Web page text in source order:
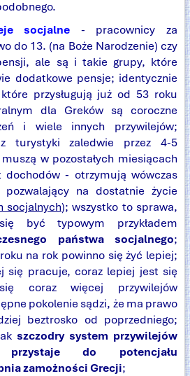
socjalne - pracownicy za
do 13. (na Boże Narodzenie) czy
ale są i takie grupy, które
dodatkowe pensje; identycznie
przysługują już od 53 roku
dla Greków są coroczne
i wiele innych przywilejów;
turystyki zaledwie przez 4-5
w pozostałych miesiącach
dochodów - otrzymują wówczas
pozwalający na dostatnie życie
socjalnych); wszystko to sprawa,
być typowym przykładem
państwa socjalnego;
na rok powinno się żyć lepiej;
się pracuje, coraz lepiej jest się
coraz więcej przywilejów
pokolenie sądzi, że ma prawo
beztrosko od poprzedniego;
szczodry system przywilejów
do potencjału
zamożności Grecji;